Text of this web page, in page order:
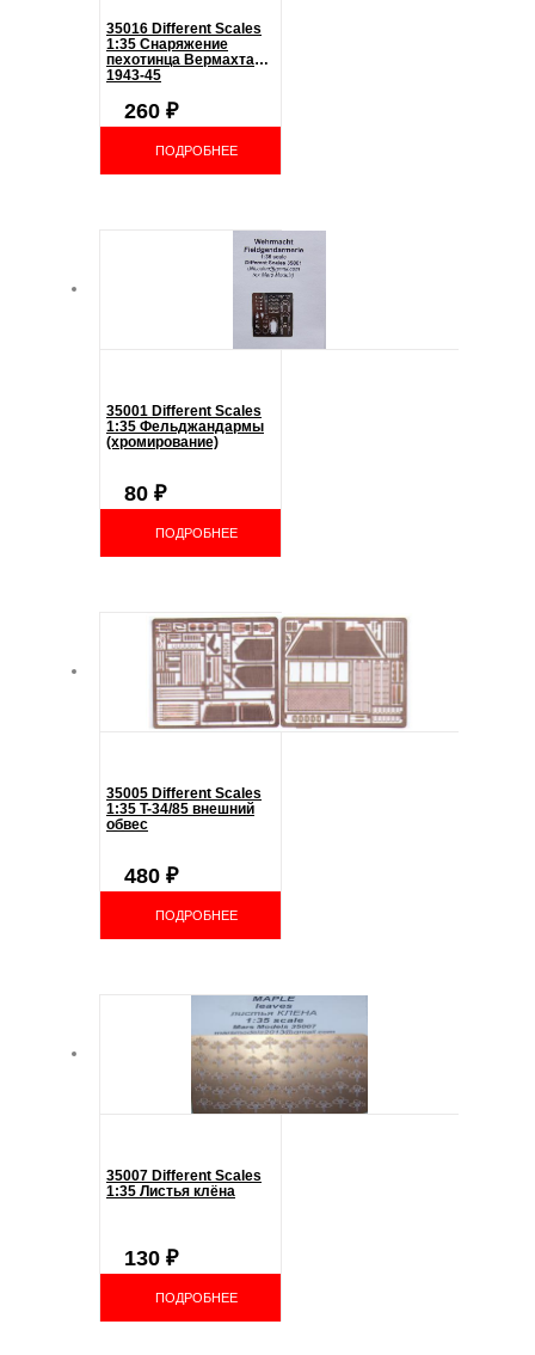
35016 Different Scales
1:35 Снаряжение
пехотинца Вермахта
1943-45
260 ₽
ПОДРОБНЕЕ
35001 Different Scales
1:35 Фельджандармы
(хромирование)
80 ₽
ПОДРОБНЕЕ
35005 Different Scales
1:35 T-34/85 внешний
обвес
480 ₽
ПОДРОБНЕЕ
35007 Different Scales
1:35 Листья клёна
130 ₽
ПОДРОБНЕЕ